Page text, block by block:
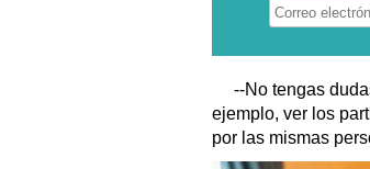
--No tengas
ejemplo, ver los
por las mismas